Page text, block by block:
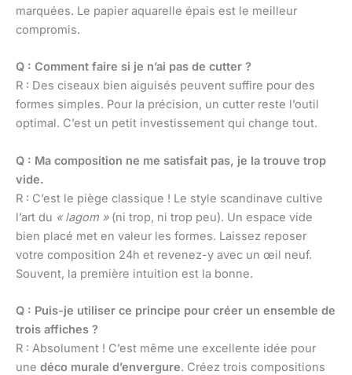
marquées. Le papier aquarelle épais est le meilleur
compromis.
Q : Comment faire si je n’ai pas de cutter ?
R : Des ciseaux bien aiguisés peuvent suffire pour des
formes simples. Pour la précision, un cutter reste l’outil
optimal. C’est un petit investissement qui change tout.
Q : Ma composition ne me satisfait pas, je la trouve trop
vide.
R : C’est le piège classique ! Le style scandinave cultive
l’art du « lagom »(ni trop, ni trop peu). Un espace vide
bien placé met en valeur les formes. Laissez reposer
votre composition 24h et revenez-y avec un œil neuf.
Souvent, la première intuition est la bonne.
Q : Puis-je utiliser ce principe pour créer un ensemble de
trois affiches ?
R : Absolument ! C’est même une excellente idée pour
une déco murale d’envergure. Créez trois compositions